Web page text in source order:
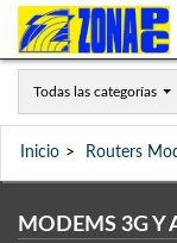
Todas las categorías
Inicio Routers
MODEMS 3G Y